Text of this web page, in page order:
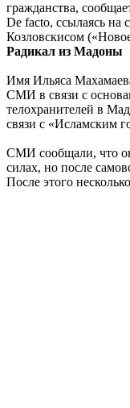
гражданства,
De facto, ссылаясь на
Козловскисом
Радикал из Мадоны
Имя Ильяса
СМИ в связи с
телохранителей в
связи с «Исламским
СМИ сообщали, что
силах, но после
После этого